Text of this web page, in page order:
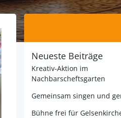
Suchen
Neueste Beiträge
Kreativ-Aktion im
Nachbarscheftsgarten
Gemeinsam singen und
Bühne frei für